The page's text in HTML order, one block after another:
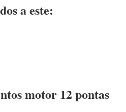
a este:
motor 12 pontas